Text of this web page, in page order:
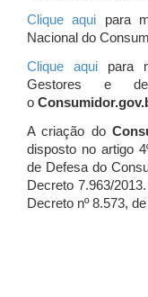
Clique aqui para
Nacional do
Clique aquipara
Gestores e de
o
A criação do
disposto no artigo
de Defesa do
Decreto 7.963/
Decreto nº 8.573,